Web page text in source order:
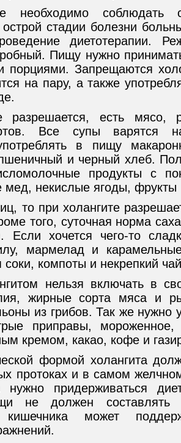
необходимо соблюдать
острой стадии болезни
диетотерапии.
Пищу нужно
порциями. Запрещаются
на пару, а также
разрешается, есть мясо,
Все супы варятся
в пищу
и черный хлеб.
продукты с
мед, некислые ягоды,
то при холангите
того, суточная норма
Если хочется чего-то
мармелад и
компоты и некрепкий
нельзя включать в
жирные сорта мяса и
из грибов. Так же нужно
приправы, мороженное,
кремом, какао, кофе и
формой холангита
протоках и в самом
нужно придерживаться
не должен составлять
кишечника может